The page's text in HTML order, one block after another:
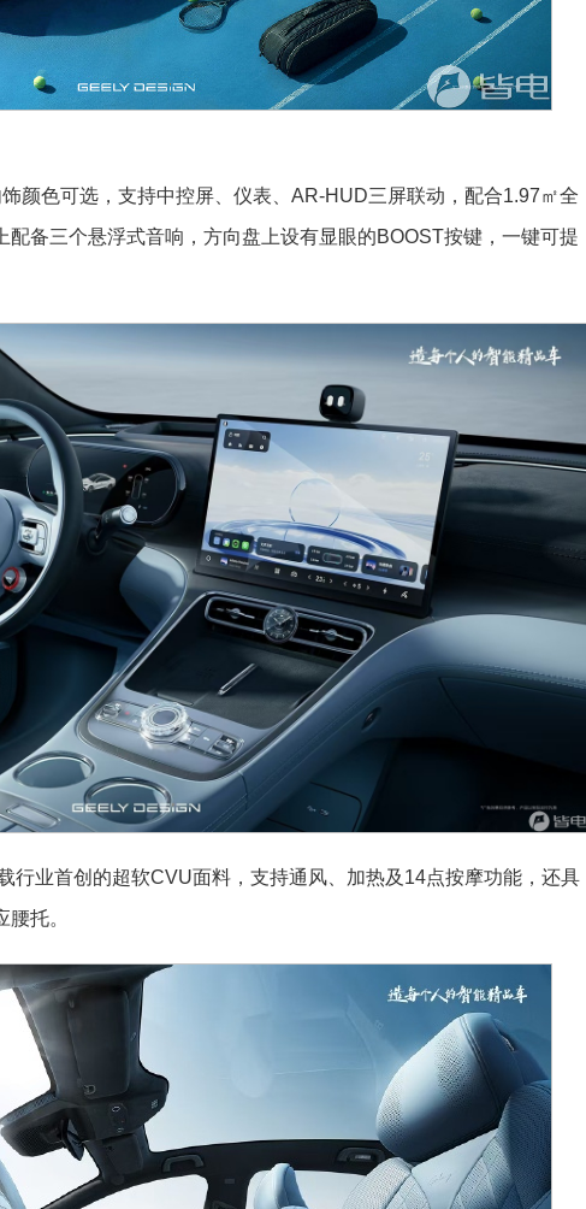
颜色可选，支持中控屏、仪表、AR-HUD三屏联动，配合1.97㎡全
备三个悬浮式音响，方向盘上设有显眼的BOOST按键，一键可提
行业首创的超软CVU面料，支持通风、加热及14点按摩功能，还具
托。